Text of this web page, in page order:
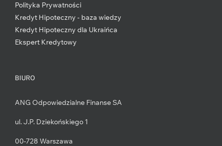
Polityka Prywatności
Kredyt Hipoteczny - baza wiedzy
Kredyt Hipoteczny dla Ukraińca
Ekspert Kredytowy
BIURO
ANG Odpowiedzialne Finanse SA
ul. J.P. Dziekońskiego 1
00-728 Warszawa